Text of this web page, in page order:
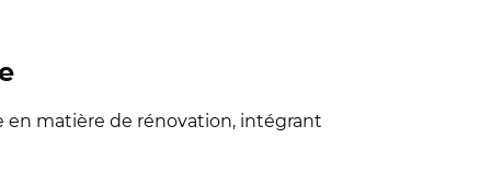
en matière de rénovation, intégrant